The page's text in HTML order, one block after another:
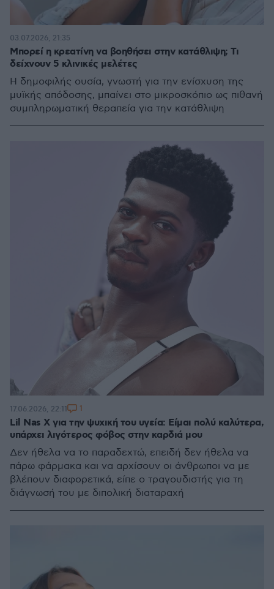
Μπορεί η κρεατίνη να βοηθήσει στην κατάθλιψη; Τι
δείχνουν 5 κλινικές μελέτες
Η δημοφιλής ουσία, γνωστή για την ενίσχυση της
μυϊκής απόδοσης, μπαίνει στο μικροσκόπιο ως πιθανή
συμπληρωματική θεραπεία για την κατάθλιψη
03.07.2026, 21:35
Lil Nas X για την ψυχική του υγεία: Είμαι πολύ καλύτερα,
υπάρχει λιγότερος φόβος στην καρδιά μου
Δεν ήθελα να το παραδεχτώ, επειδή δεν ήθελα να
πάρω φάρμακα και να αρχίσουν οι άνθρωποι να με
βλέπουν διαφορετικά, είπε ο τραγουδιστής για τη
διάγνωσή του με διπολική διαταραχή
17.06.2026, 22:11 1